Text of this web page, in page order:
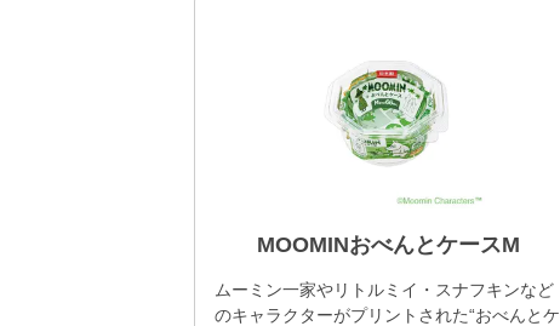
MOOMINおべんとケースM
ムーミン一家やリトルミイ・スナフキンなど
のキャラクターがプリントされた“おべんとケ